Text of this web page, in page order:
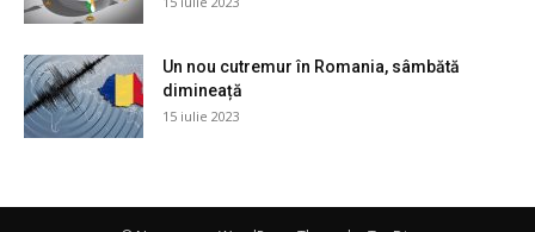
Un nou cutremur în Romania, sâmbătă
dimineață
15 iulie 2023